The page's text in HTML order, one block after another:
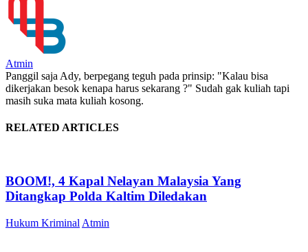
Atmin
Panggil saja Ady, berpegang teguh pada prinsip: "Kalau bisa
dikerjakan besok kenapa harus sekarang ?" Sudah gak kuliah tapi
masih suka mata kuliah kosong.
RELATED ARTICLES
BOOM!, 4 Kapal Nelayan Malaysia Yang
Ditangkap Polda Kaltim Diledakan
Hukum Kriminal Atmin